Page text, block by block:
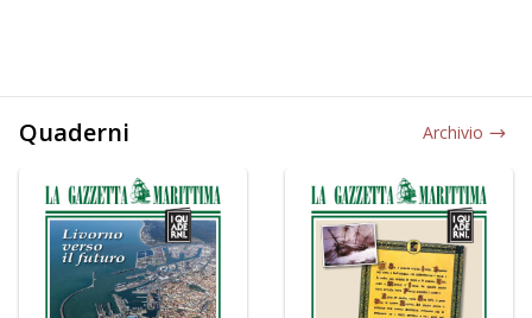
Quaderni Archivio